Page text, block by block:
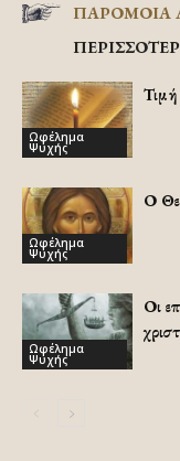
ΠΑΡΟΜΟΙΑ
Ωφέλημα
Ψυχής
Τιμή
Ωφέλημα
Ψυχής
Ο
Ωφέλημα
Ψυχής
Οι